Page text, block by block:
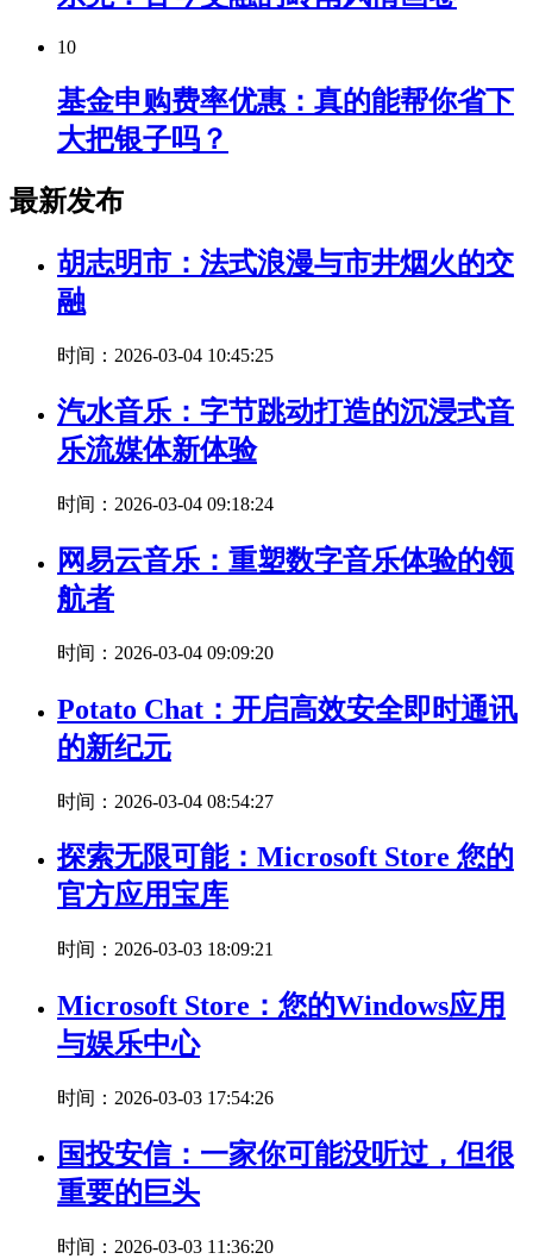
10
基金申购费率优惠：真的能帮你省下
大把银子吗？
最新发布
胡志明市：法式浪漫与市井烟火的交
融
时间：2026-03-04 10:45:25
汽水音乐：字节跳动打造的沉浸式音
乐流媒体新体验
时间：2026-03-04 09:18:24
网易云音乐：重塑数字音乐体验的领
航者
时间：2026-03-04 09:09:20
Potato Chat：开启高效安全即时通讯
的新纪元
时间：2026-03-04 08:54:27
探索无限可能：Microsoft Store 您的
官方应用宝库
时间：2026-03-03 18:09:21
Microsoft Store：您的Windows应用
与娱乐中心
时间：2026-03-03 17:54:26
国投安信：一家你可能没听过，但很
重要的巨头
时间：2026-03-03 11:36:20